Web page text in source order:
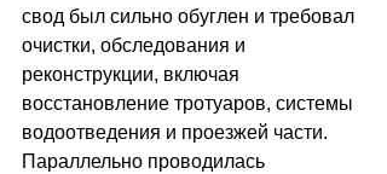
свод был сильно обуглен и требовал
очистки, обследования и
реконструкции, включая
восстановление тротуаров, системы
водоотведения и проезжей части.
Параллельно проводилась